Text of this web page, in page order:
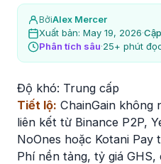
BởiAlex Mercer
Xuất bản: May 19, 2026·
Phân tích sâu·25+ phút
Độ khó: Trung cấp
Tiết lộ: ChainGain không
liên kết từ Binance P2P,
NoOnes hoặc Kotani Pay
Phí nền tảng, tỷ giá